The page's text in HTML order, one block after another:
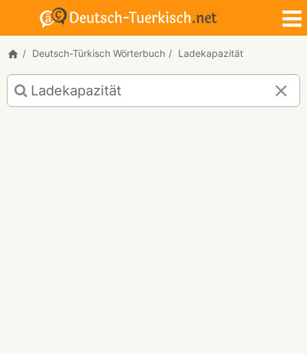
Deutsch-Türkisch Wörterbuch Ladekapazität
Deutsch-
Türkisch
Übersetzung